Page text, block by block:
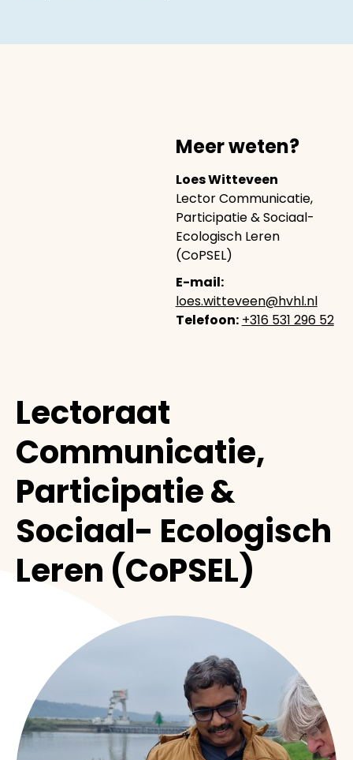
Meer weten?
Loes Witteveen
Lector Communicatie,
Participatie & Sociaal-
Ecologisch Leren
(CoPSEL)
E-mail:
loes.witteveen@hvhl.nl
Telefoon: +316 531 296 52
Lectoraat
Communicatie,
Participatie &
Sociaal- Ecologisch
Leren (CoPSEL)